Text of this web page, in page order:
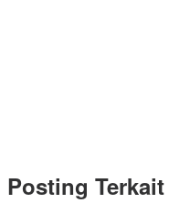
Posting Terkait